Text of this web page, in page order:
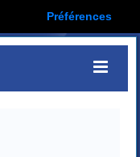
Préférences